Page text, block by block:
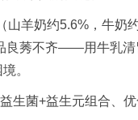
羊奶约5.6%，牛奶
良莠不齐——用牛乳
。
生菌+益生元组合、